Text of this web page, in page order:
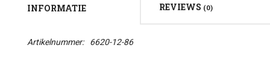
INFORMATIE REVIEWS (0)
Artikelnummer: 6620-12-86